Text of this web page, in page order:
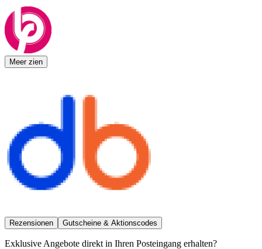
Meer zien
Rezensionen Gutscheine & Aktionscodes
Exklusive Angebote direkt in Ihren Posteingang erhalten?